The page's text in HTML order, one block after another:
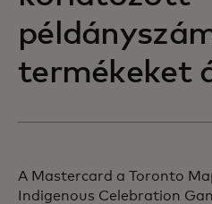
termékeket
A Mastercard a Toronto
Indigenous Celebration